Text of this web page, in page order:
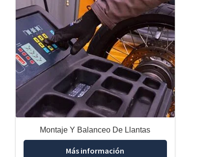
Montaje Y Balanceo De Llantas
Más información